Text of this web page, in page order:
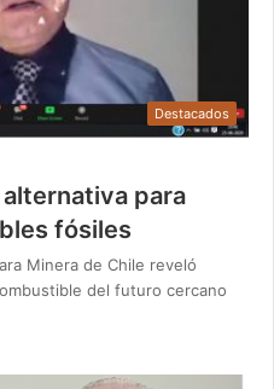
Destacados
para
fósiles
Minera de Chile reveló
del futuro cercano